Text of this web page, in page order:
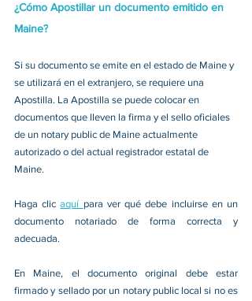
¿Cómo Apostillar un documento emitido en
Maine?
Si su documento se emite en el estado de Maine y
se utilizará en el extranjero, se requiere una
Apostilla. La Apostilla se puede colocar en
documentos que lleven la firma y el sello oficiales
de un notary public de Maine actualmente
autorizado o del actual registrador estatal de
Maine.
Haga clic aquí para ver qué debe incluirse en un
documento notariado de forma correcta y
adecuada.
En Maine, el documento original debe estar
firmado y sellado por un notary public local si no es